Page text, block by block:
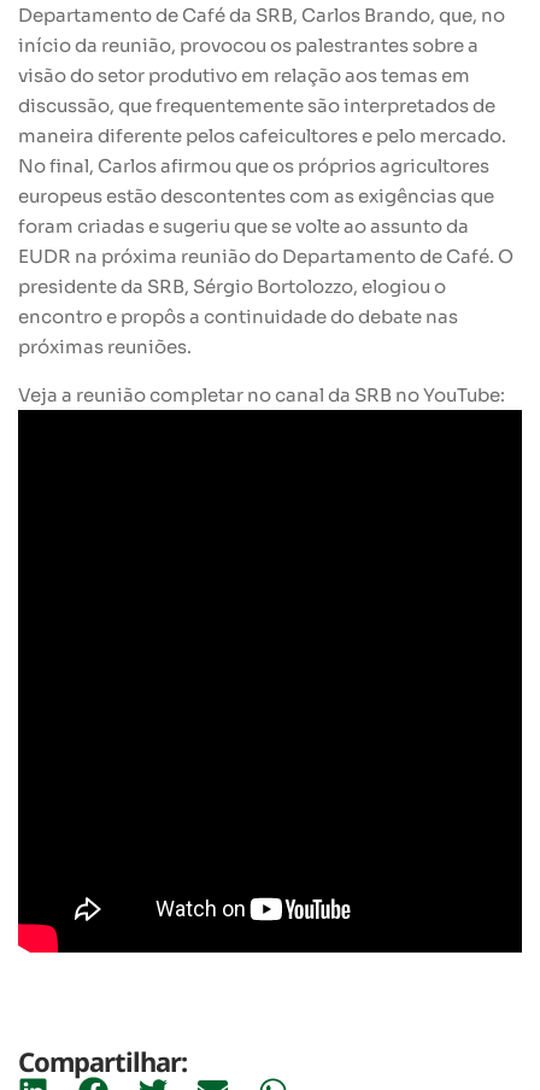
Departamento de Café da SRB, Carlos Brando, que, no
início da reunião, provocou os palestrantes sobre a
visão do setor produtivo em relação aos temas em
discussão, que frequentemente são interpretados de
maneira diferente pelos cafeicultores e pelo mercado.
No final, Carlos afirmou que os próprios agricultores
europeus estão descontentes com as exigências que
foram criadas e sugeriu que se volte ao assunto da
EUDR na próxima reunião do Departamento de Café. O
presidente da SRB, Sérgio Bortolozzo, elogiou o
encontro e propôs a continuidade do debate nas
próximas reuniões.
Veja a reunião completar no canal da SRB no YouTube:
Compartilhar: